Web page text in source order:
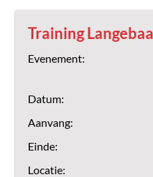
Training
Evenement:
Datum:
Aanvang:
Einde:
Locatie: